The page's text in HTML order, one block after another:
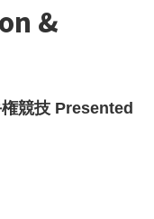
&
競技 Presented